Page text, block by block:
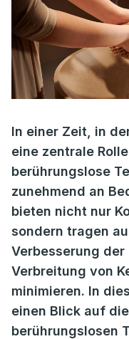
In einer Zeit, in
eine zentrale
berührungslose
zunehmend an
bieten nicht nur
sondern tragen
Verbesserung
Verbreitung von
minimieren. In
einen Blick auf
berührungslosen